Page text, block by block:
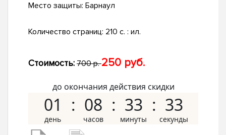
Место защиты: Барнаул
Количество страниц: 210 с. : ил.
Стоимость: 700 р.250 руб.
до окончания действия скидки
01 08 33 32